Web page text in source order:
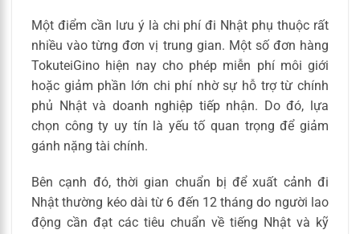
Một điểm cần lưu ý là chi phí đi Nhật phụ thuộc rất
nhiều vào từng đơn vị trung gian. Một số đơn hàng
TokuteiGino hiện nay cho phép miễn phí môi giới
hoặc giảm phần lớn chi phí nhờ sự hỗ trợ từ chính
phủ Nhật và doanh nghiệp tiếp nhận. Do đó, lựa
chọn công ty uy tín là yếu tố quan trọng để giảm
gánh nặng tài chính.
Bên cạnh đó, thời gian chuẩn bị để xuất cảnh đi
Nhật thường kéo dài từ 6 đến 12 tháng do người lao
động cần đạt các tiêu chuẩn về tiếng Nhật và kỹ